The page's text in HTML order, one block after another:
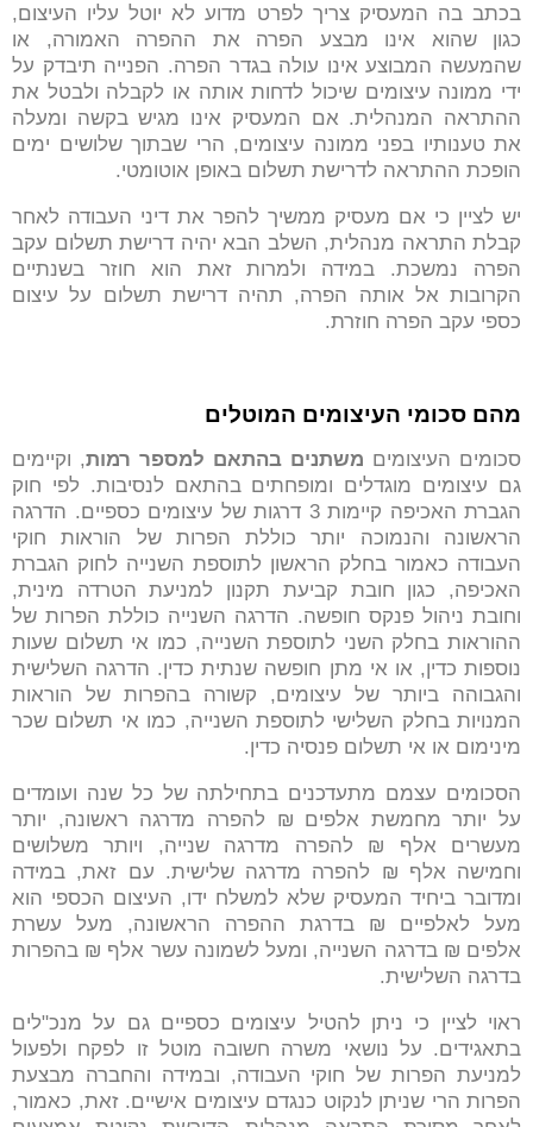
בכתב בה המעסיק צריך לפרט מדוע לא יוטל עליו העיצום,
כגון שהוא אינו מבצע הפרה את ההפרה האמורה, או
שהמעשה המבוצע אינו עולה בגדר הפרה. הפנייה תיבדק על
ידי ממונה עיצומים שיכול לדחות אותה או לקבלה ולבטל את
ההתראה המנהלית. אם המעסיק אינו מגיש בקשה ומעלה
את טענותיו בפני ממונה עיצומים, הרי שבתוך שלושים ימים
הופכת ההתראה לדרישת תשלום באופן אוטומטי.
יש לציין כי אם מעסיק ממשיך להפר את דיני העבודה לאחר
קבלת התראה מנהלית, השלב הבא יהיה דרישת תשלום עקב
הפרה נמשכת. במידה ולמרות זאת הוא חוזר בשנתיים
הקרובות אל אותה הפרה, תהיה דרישת תשלום על עיצום
כספי עקב הפרה חוזרת.
מהם סכומי העיצומים המוטלים
סכומים העיצומים משתנים בהתאם למספר רמות, וקיימים
גם עיצומים מוגדלים ומופחתים בהתאם לנסיבות. לפי חוק
הגברת האכיפה קיימות 3 דרגות של עיצומים כספיים. הדרגה
הראשונה והנמוכה יותר כוללת הפרות של הוראות חוקי
העבודה כאמור בחלק הראשון לתוספת השנייה לחוק הגברת
האכיפה, כגון חובת קביעת תקנון למניעת הטרדה מינית,
וחובת ניהול פנקס חופשה. הדרגה השנייה כוללת הפרות של
ההוראות בחלק השני לתוספת השנייה, כמו אי תשלום שעות
נוספות כדין, או אי מתן חופשה שנתית כדין. הדרגה השלישית
והגבוהה ביותר של עיצומים, קשורה בהפרות של הוראות
המנויות בחלק השלישי לתוספת השנייה, כמו אי תשלום שכר
מינימום או אי תשלום פנסיה כדין.
הסכומים עצמם מתעדכנים בתחילתה של כל שנה ועומדים
על יותר מחמשת אלפים ₪ להפרה מדרגה ראשונה, יותר
מעשרים אלף ₪ להפרה מדרגה שנייה, ויותר משלושים
וחמישה אלף ₪ להפרה מדרגה שלישית. עם זאת, במידה
ומדובר ביחיד המעסיק שלא למשלח ידו, העיצום הכספי הוא
מעל לאלפיים ₪ בדרגת ההפרה הראשונה, מעל עשרת
אלפים ₪ בדרגה השנייה, ומעל לשמונה עשר אלף ₪ בהפרות
בדרגה השלישית.
ראוי לציין כי ניתן להטיל עיצומים כספיים גם על מנכ"לים
בתאגידים. על נושאי משרה חשובה מוטל זו לפקח ולפעול
למניעת הפרות של חוקי העבודה, ובמידה והחברה מבצעת
הפרות הרי שניתן לנקוט כנגדם עיצומים אישיים. זאת, כאמור,